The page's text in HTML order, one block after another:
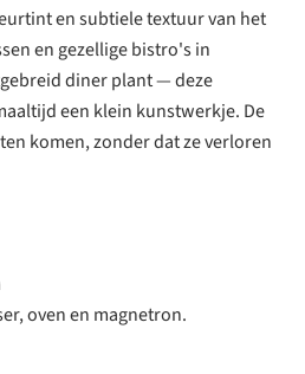
en subtiele textuur van het
en gezellige bistro's in
diner plant — deze
een klein kunstwerkje. De
komen, zonder dat ze verloren
oven en magnetron.